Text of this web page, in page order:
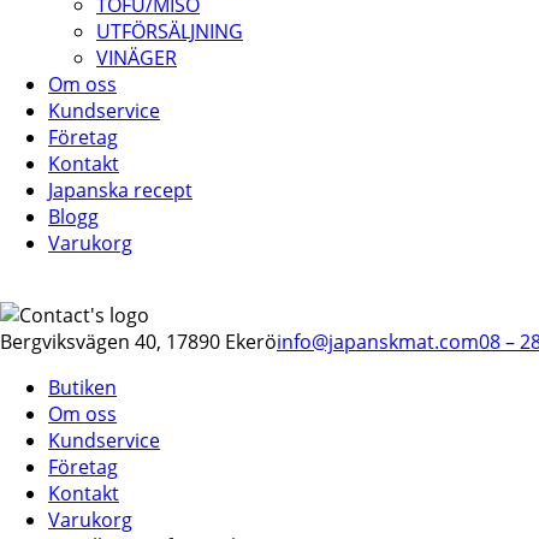
UTFÖRSÄLJNING
VINÄGER
Om oss
Kundservice
Företag
Kontakt
Japanska recept
Blogg
Varukorg
Bergviksvägen 40, 17890 Ekeröinfo@japanskmat.com08 –
Butiken
Om oss
Kundservice
Företag
Kontakt
Varukorg